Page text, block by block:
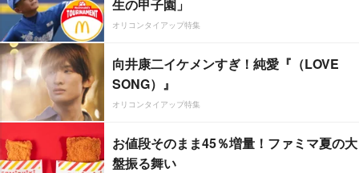
生の甲子園」
オリコンタイアップ特集
向井康二イケメンすぎ！純愛『（LOVE
SONG）』
オリコンタイアップ特集
お値段そのまま45％増量！ファミマ夏の大
盤振る舞い